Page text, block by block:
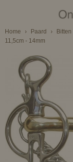
Home › Paard › Bitten
11,5cm - 14mm